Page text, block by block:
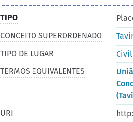
TIPO
CONCEITO SUPERORDENADO
TIPO DE LUGAR
TERMOS EQUIVALENTES
URI